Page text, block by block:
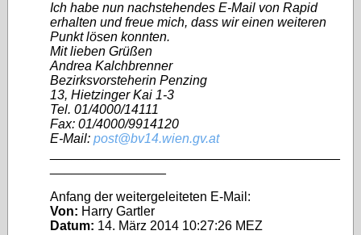
Ich habe nun nachstehendes E-Mail von Rapid
erhalten und freue mich, dass wir einen weiteren
Punkt lösen konnten.
Mit lieben Grüßen
Andrea Kalchbrenner
Bezirksvorsteherin Penzing
13, Hietzinger Kai 1-3
Tel. 01/4000/14111
Fax: 01/4000/9914120
E-Mail: post@bv14.wien.gv.at
Anfang der weitergeleiteten E‑Mail:
Von: Harry Gartler
Datum: 14. März 2014 10:27:26 MEZ